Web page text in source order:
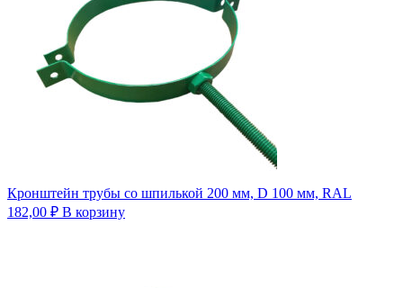
Кронштейн трубы со шпилькой 200 мм, D 100 мм, RAL
182,00 ₽ В корзину